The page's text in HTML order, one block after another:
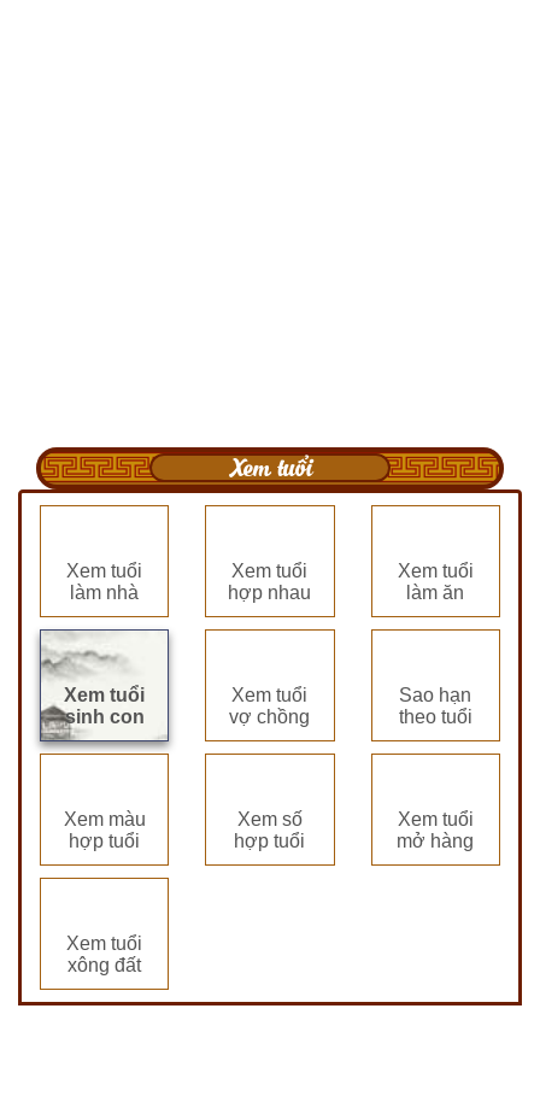
Xem tuổi
Xem tuổi
làm nhà
Xem tuổi
hợp nhau
Xem tuổi
làm ăn
Xem tuổi
sinh con
Xem tuổi
vợ chồng
Sao hạn
theo tuổi
Xem màu
hợp tuổi
Xem số
hợp tuổi
Xem tuổi
mở hàng
Xem tuổi
xông đất